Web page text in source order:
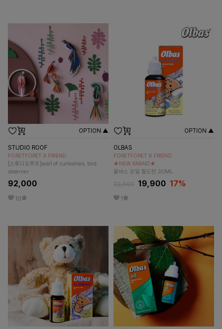
OPTION ▲
STUDIO ROOF
FORETFORET X FRIEND
[스튜디오루프]wall of curiosities, bird
observer
92,000
10
OPTION ▲
OLBAS
FORETFORET X FRIEND
★NEW BRAND★
올바스 오일 칠드런 30ML
23,900 19,900 17%
1